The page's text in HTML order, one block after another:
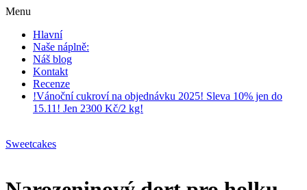
Menu
Hlavní
Naše náplně:
Náš blog
Kontakt
Recenze
!Vánoční cukroví na objednávku 2025! Sleva 10% jen do
15.11! Jen 2300 Kč/2 kg!
Sweetcakes